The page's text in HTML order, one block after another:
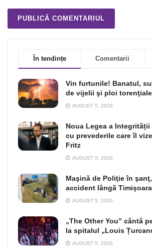
În tendințe Comentarii
Vin furtunile! Banatul,
de vijelii şi ploi torenţiale
AUGUST 5, 2026
Noua Legea a
cu prevederile care îl
Fritz
AUGUST 5, 2026
Maşină de Poliţie în
accident lângă Timişoara
AUGUST 5, 2026
„The Other You” cântă
la spitalul „Louis
AUGUST 5, 2026